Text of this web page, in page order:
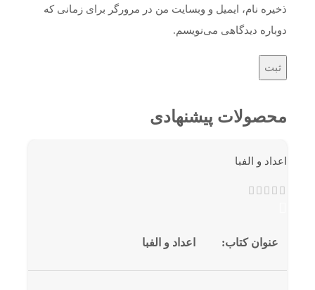
ذخیره نام، ایمیل و وبسایت من در مرورگر برای زمانی که
دوباره دیدگاهی می‌نویسم.
محصولات پیشنهادی
اعداد و الفبا
عنوان کتاب: اعداد و الفبا